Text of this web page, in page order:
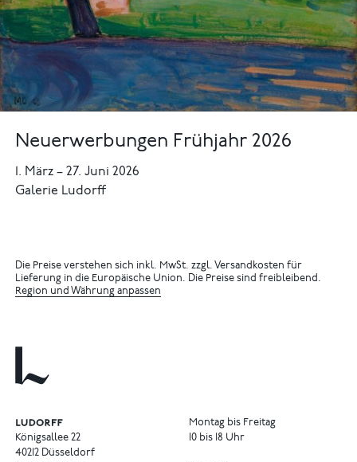
Neuerwerbungen Frühjahr 2026
1. März–27. Juni 2026
Galerie Ludorff
Die Preise verstehen sich inkl. MwSt. zzgl. Versandkosten für
Lieferung in die Europäische Union. Die Preise sind freibleibend.
Region und Währung anpassen
Königsallee 22
40212 Düsseldorf
Montag bis Freitag
10 bis 18 Uhr